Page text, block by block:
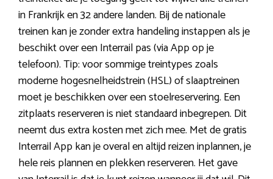
in Frankrijk en 32 andere landen. Bij de nationale
treinen kan je zonder extra handeling instappen als je
beschikt over een Interrail pas (via App op je
telefoon). Tip: voor sommige treintypes zoals
moderne hogesnelheidstrein (HSL) of slaaptreinen
moet je beschikken over een stoelreservering. Een
zitplaats reserveren is niet standaard inbegrepen. Dit
neemt dus extra kosten met zich mee. Met de gratis
Interrail App kan je overal en altijd reizen inplannen, je
hele reis plannen en plekken reserveren. Het gave